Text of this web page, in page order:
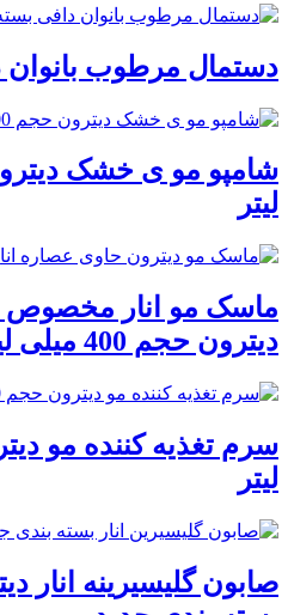
دستمال مرطوب بانوان دافی
لیتر
ماسک مو انار
دیترون حجم 400 میلی لیتر
لیتر